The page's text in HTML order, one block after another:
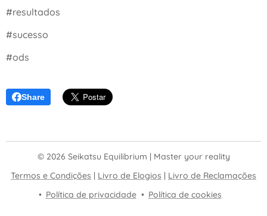
#resultados
#sucesso
#ods
Share
© 2026 Seikatsu Equilibrium | Master your reality
Termos e Condições | Livro de Elogios | Livro de Reclamações
Política de privacidade
Política de cookies